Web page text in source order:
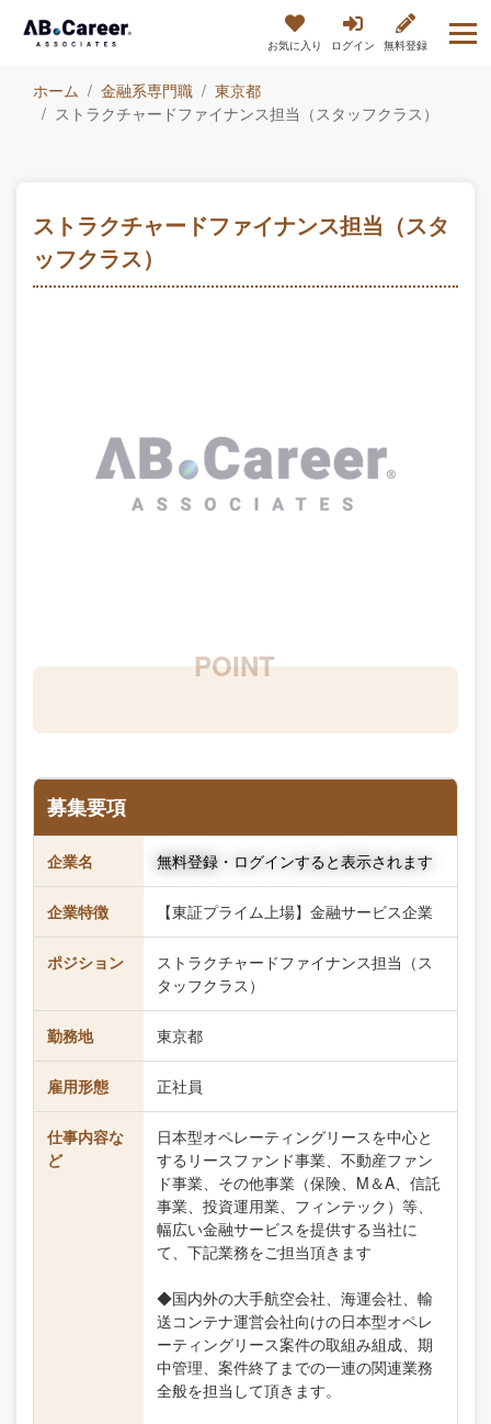
お気に入り ログイン 無料登録
ホーム 金融系専門職
東京都
ストラクチャードファイナンス担当（スタッフクラス）
ストラクチャードファイナンス担当（スタ
ッフクラス）
募集要項
企業名 無料登録・ログインすると表示されます
企業特徴 【東証プライム上場】金融サービス企業
ポジション
ストラクチャードファイナンス担当（ス
タッフクラス）
勤務地 東京都
雇用形態 正社員
仕事内容な
ど
日本型オペレーティングリースを中心と
するリースファンド事業、不動産ファン
ド事業、その他事業（保険、M＆A、信託
事業、投資運用業、フィンテック）等、
幅広い金融サービスを提供する当社に
て、下記業務をご担当頂きます
◆国内外の大手航空会社、海運会社、輸
送コンテナ運営会社向けの日本型オペレ
ーティングリース案件の取組み組成、期
中管理、案件終了までの一連の関連業務
全般を担当して頂きます。